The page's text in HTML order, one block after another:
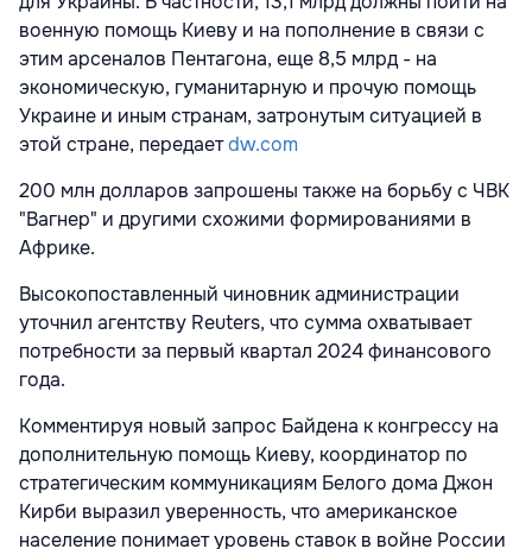
военную помощь Киеву и на пополнение в связи с
этим арсеналов Пентагона, еще 8,5 млрд - на
экономическую, гуманитарную и прочую помощь
Украине и иным странам, затронутым ситуацией в
этой стране, передаетdw.com
200 млн долларов запрошены также на борьбу с ЧВК
"Вагнер" и другими схожими формированиями в
Африке.
Высокопоставленный чиновник администрации
уточнил агентству Reuters, что сумма охватывает
потребности за первый квартал 2024 финансового
года.
Комментируя новый запрос Байдена к конгрессу на
дополнительную помощь Киеву, координатор по
стратегическим коммуникациям Белого дома Джон
Кирби выразил уверенность, что американское
население понимает уровень ставок в войне России